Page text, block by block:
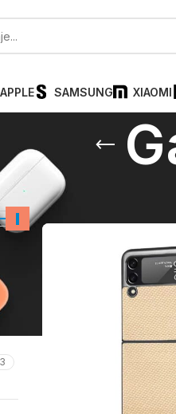
APPLE SAMSUNG XIAOMI
3
Domov